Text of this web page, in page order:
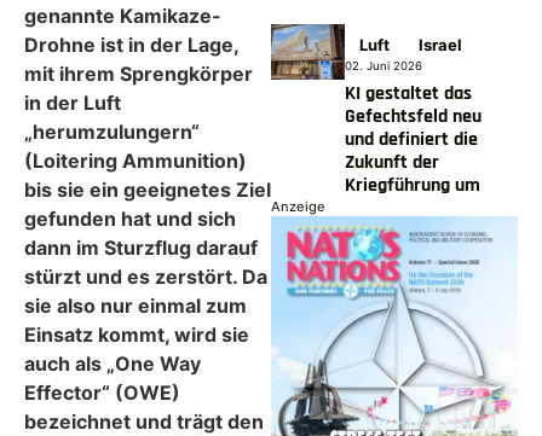
genannte Kamikaze-
Drohne ist in der Lage,
mit ihrem Sprengkörper
in der Luft
„herumzulungern“
(Loitering Ammunition)
bis sie ein geeignetes Ziel
gefunden hat und sich
dann im Sturzflug darauf
stürzt und es zerstört. Da
sie also nur einmal zum
Einsatz kommt, wird sie
auch als „One Way
Effector“ (OWE)
bezeichnet und trägt den
Luft Israel
02. Juni 2026
KI gestaltet das
Gefechtsfeld neu
und definiert die
Zukunft der
Kriegführung um
Anzeige